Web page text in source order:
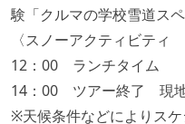
験「クルマの学校雪道ス
〈スノーアクティビティ
12：00 ランチタイム
14：00 ツアー終了 現
※天候条件などによりス